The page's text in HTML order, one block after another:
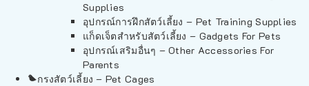
Supplies
อุปกรณ์การฝึกสัตว์เลี้ยง – Pet Training Supplies
แก็ดเจ็ตสำหรับสัตว์เลี้ยง – Gadgets For Pets
อุปกรณ์เสริมอื่นๆ – Other Accessories For
Parents
กรงสัตว์เลี้ยง – Pet Cages